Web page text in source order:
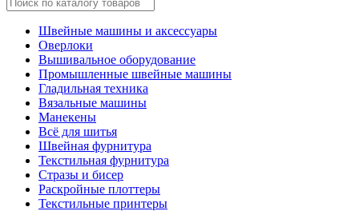
Швейные машины и аксессуары
Оверлоки
Вышивальное оборудование
Промышленные швейные машины
Гладильная техника
Вязальные машины
Манекены
Всё для шитья
Швейная фурнитура
Текстильная фурнитура
Стразы и бисер
Раскройные плоттеры
Текстильные принтеры